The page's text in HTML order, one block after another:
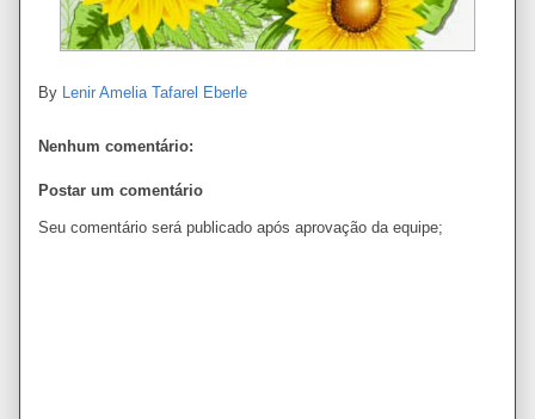
By Lenir Amelia Tafarel Eberle
Nenhum comentário:
Postar um comentário
Seu comentário será publicado após aprovação da equipe;